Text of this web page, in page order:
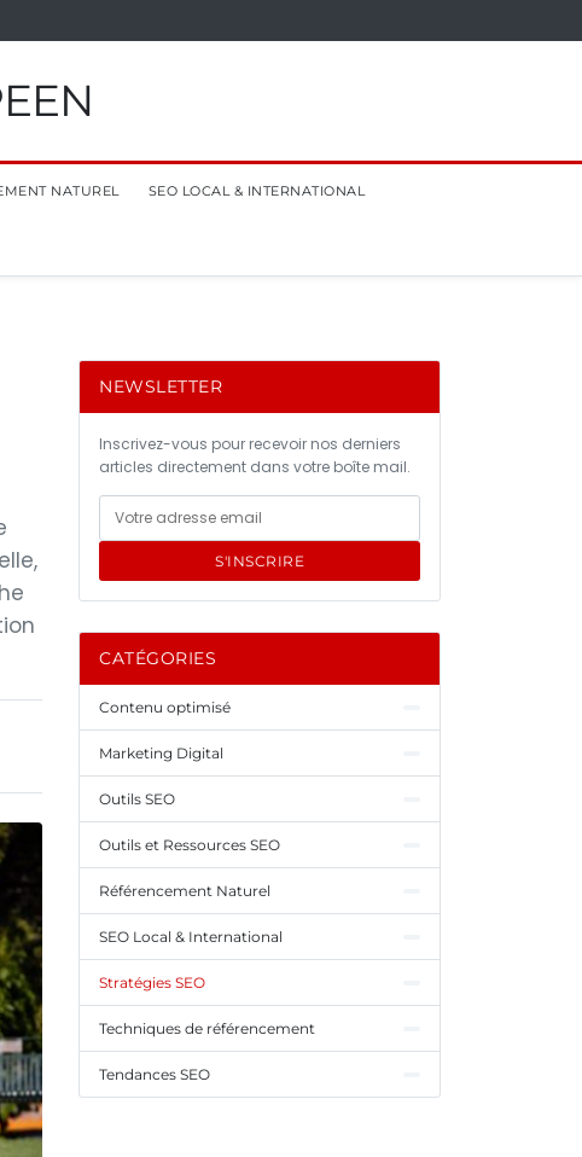
NATUREL SEO LOCAL & INTERNATIONAL
NEWSLETTER
Inscrivez-vous pour recevoir nos derniers
articles directement dans votre boîte mail.
S'INSCRIRE
CATÉGORIES
Contenu optimisé
Marketing Digital
Outils SEO
Outils et Ressources SEO
Référencement Naturel
SEO Local & International
Stratégies SEO
Techniques de référencement
Tendances SEO